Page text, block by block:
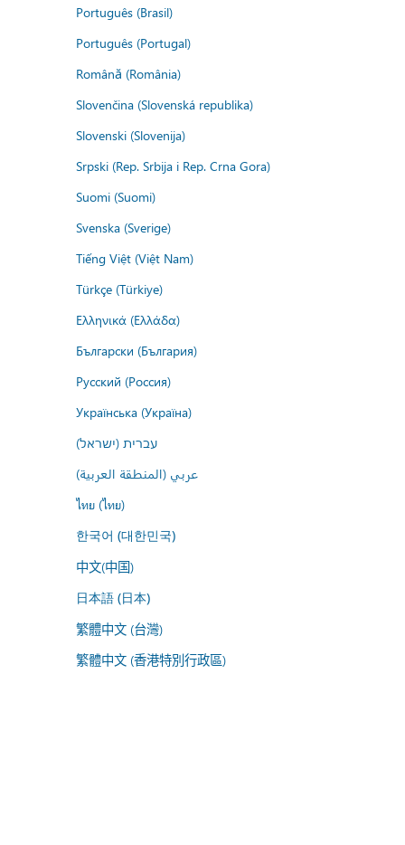
Português (Brasil)
Português (Portugal)
Română (România)
Slovenčina (Slovenská republika)
Slovenski (Slovenija)
Srpski (Rep. Srbija i Rep. Crna Gora)
Suomi (Suomi)
Svenska (Sverige)
Tiếng Việt (Việt Nam)
Türkçe (Türkiye)
Ελληνικά (Ελλάδα)
Български (България)
Русский (Россия)
Українська (Україна)
עברית (ישראל)
عربي (المنطقة العربية)
ไทย (ไทย)
한국어 (대한민국)
中文(中国)
日本語 (日本)
繁體中文 (台灣)
繁體中文 (香港特別行政區)